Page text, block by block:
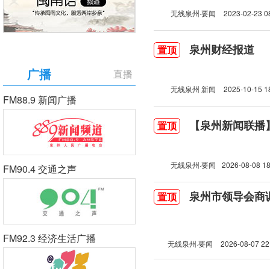
直播
广播
FM88.9 新闻广播
FM90.4 交通之声
FM92.3 经济生活广播
无线泉州·要闻 2023-02-23
置顶 泉州财经报道
无线泉州 新闻 2025-10-15
置顶 【泉州新闻联
无线泉州·要闻 2026-08-08
置顶 泉州市领导会商
无线泉州·要闻 2026-08-07